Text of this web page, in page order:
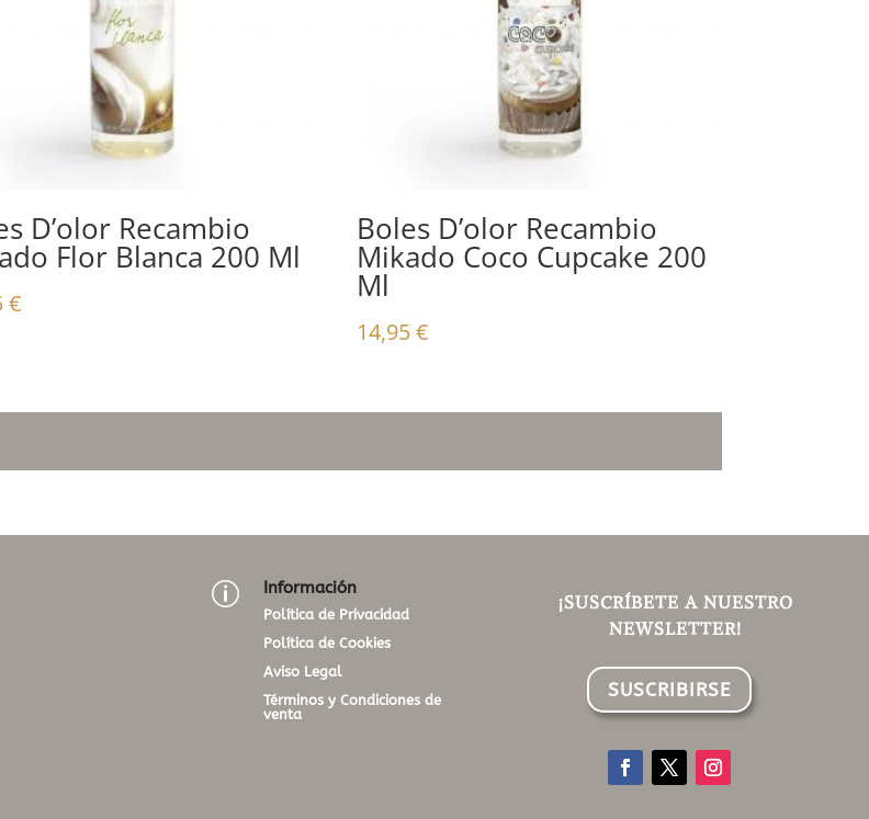
D’olor Recambio
Flor Blanca 200 Ml
€
Boles D’olor Recambio
Mikado Coco Cupcake 200
Ml
14,95€
p Información
Política de Privacidad
Política de Cookies
Aviso Legal
Términos y Condiciones de
venta
¡SUSCRÍBETE A NUESTRO
NEWSLETTER!
SUSCRIBIRSE